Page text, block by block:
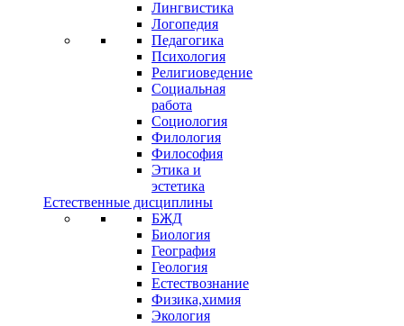
Лингвистика
Логопедия
Педагогика
Психология
Религиоведение
Социальная
работа
Социология
Филология
Философия
Этика и
эстетика
Естественные дисциплины
БЖД
Биология
География
Геология
Естествознание
Физика,химия
Экология